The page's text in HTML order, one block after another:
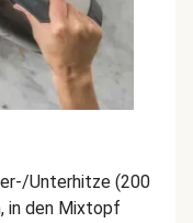
Unterhitze (200
in den Mixtopf